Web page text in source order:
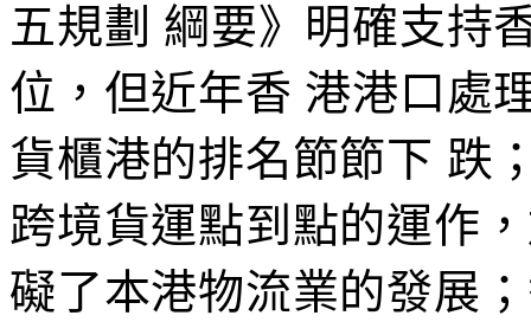
五規劃 綱要》明確支持
位，但近年香 港港口處
貨櫃港的排名節節下 跌
跨境貨運點到點的運作
礙了本港物流業的發展